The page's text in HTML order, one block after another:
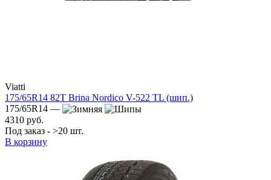
Viatti
175/65R14 82T Brina Nordico V-522 TL (шип.)
175/65R14 —
4310 руб.
Под заказ - >20 шт.
В корзину